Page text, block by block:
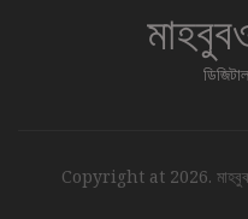
Copyright at 2026.